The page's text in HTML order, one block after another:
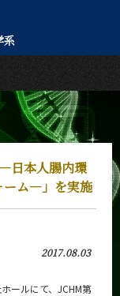
系
日本人腸内環
ーム―」を実施
2017.08.03
ールにて、JCHM第
English